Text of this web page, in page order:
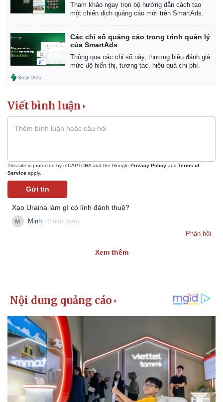
Quan sát
Cuộc sống đó đây
Hồ sơ
Video
Tham khảo ngay trọn bộ hướng dẫn cách tạo
một chiến dịch quảng cáo mới trên SmartAds.
Các chỉ số quảng cáo trong trình quản lý
của SmartAds
Thông qua các chỉ số này, thương hiệu đánh giá
mức độ hiển thị, tương tác, hiệu quả chi phí.
Viết bình luận
This site is protected by reCAPTCHA and the Google Privacy Policy and Terms of
Service apply.
Gửi tin
Xạo Uraina làm gì có lính đánh thuê?
Minh - 2 năm trước
Phản hồi
Xem thêm